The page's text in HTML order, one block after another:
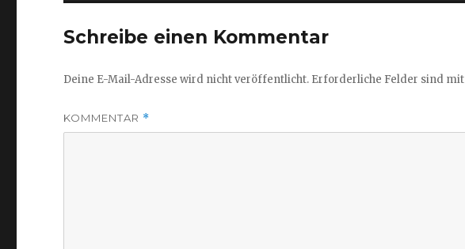
Schreibe einen Kommentar
Deine E-Mail-Adresse wird nicht veröffentlicht. Erforderliche Felder sind mit
KOMMENTAR *